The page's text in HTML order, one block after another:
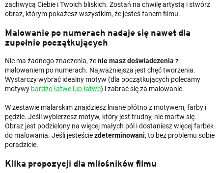
zachwycą Ciebie i Twoich bliskich. Zostań na chwilę artystą i stwórz
obraz, którym pokażesz wszystkim, że jesteś fanem filmu.
Malowanie po numerach nadaje się nawet dla
zupełnie początkujących
Nie ma żadnego znaczenia, żenie masz doświadczenia z
malowaniem po numerach. Najważniejsza jest chęć tworzenia.
Wystarczy wybrać idealny motyw (dla początkujących polecamy
motywy bardzo łatwe lub łatwe) i zabrać się za malowanie.
W zestawie malarskim znajdziesz lniane płótno z motywem, farby i
pędzle. Jeśli wybierzesz motyw, który jest trudny, nie martw się.
Obraz jest podzielony na więcej małych pól i dostaniesz więcej farbek
do malowania. Jeśli jesteściezdeterminowani, to bez problemu sobie
poradzicie.
Kilka propozycji dla miłośników filmu